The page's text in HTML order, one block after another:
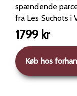
spændende parceller i
fra Les Suchots i
næsten kultagtig
Cru. Den er dyb, koncentreret og har en fremragende
smag, men
karaflen. Domaine Michel Noëllat &amp; Fils, etableret i
det 19. århundrede, dækker 25 hektar fra Marsannay-la-
1799 kr
Køb hos